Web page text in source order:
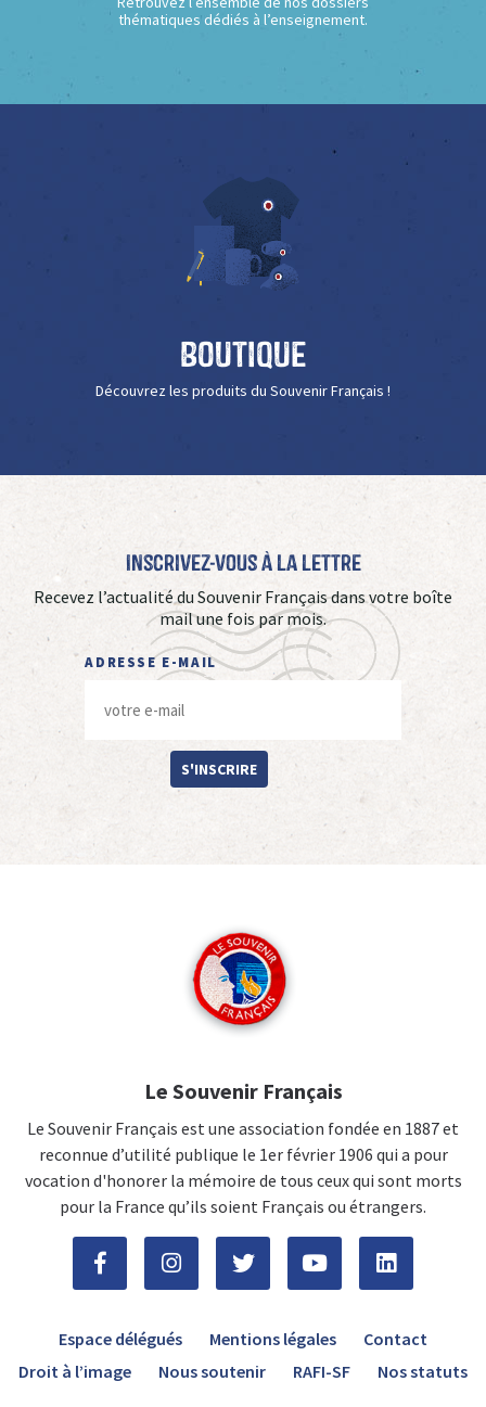
thématiques dédiés à l’enseignement.
Boutique
Découvrez les produits du Souvenir Français !
Inscrivez-vous à La Lettre
Recevez l’actualité du Souvenir Français dans votre boîte
mail une fois par mois.
ADRESSE E-MAIL
S'INSCRIRE
Le Souvenir Français
Le Souvenir Français est une association fondée en 1887 et
reconnue d’utilité publique le 1er février 1906 qui a pour
vocation d'honorer la mémoire de tous ceux qui sont morts
pour la France qu’ils soient Français ou étrangers.
Espace délégués Mentions légales
Contact
Droit à l’image
Nous soutenir RAFI-SF Nos statuts